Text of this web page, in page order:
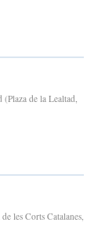
de la Lealtad,
les Corts Catalanes,